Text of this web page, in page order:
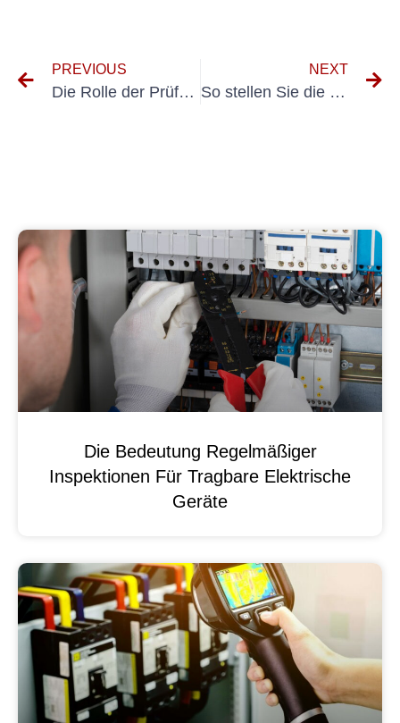
PREVIOUS
Die Rolle der Prüfung nach VDE bei der Sicherstellung der Einhaltung elektrischer Vorschriften
NEXT
So stellen Sie die DGUV V3- und VDE 0701-Konformität an Ihrem Arbeitsplatz sicher
Die Bedeutung Regelmäßiger
Inspektionen Für Tragbare Elektrische
Geräte